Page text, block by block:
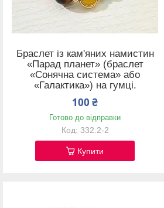
Браслет із кам'яних намистин
«Парад планет» (браслет
«Сонячна система» або
«Галактика») на гумці.
100 ₴
Готово до відправки
332.2-2
Купити